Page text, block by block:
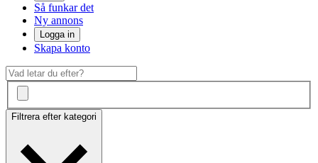
Så funkar det
Ny annons
Logga in
Skapa konto
Filtrera efter kategori